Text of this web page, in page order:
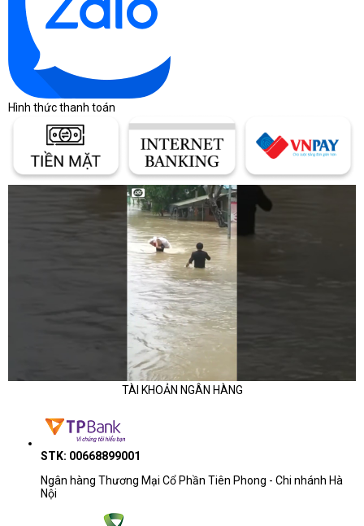
Hình thức thanh toán
TÀI KHOẢN NGÂN HÀNG
STK: 00668899001
Ngân hàng Thương Mại Cổ Phần Tiên Phong - Chi nhánh Hà
Nội